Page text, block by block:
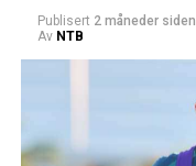
Publisert 2 måneder siden
Av NTB